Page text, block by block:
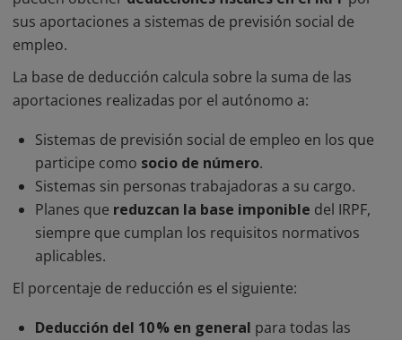
sus aportaciones a sistemas de previsión social de
empleo.
La base de deducción calcula sobre la suma de las
aportaciones realizadas por el autónomo a:
Sistemas de previsión social de empleo en los que
participe como socio de número.
Sistemas sin personas trabajadoras a su cargo.
Planes que reduzcan la base imponible del IRPF,
siempre que cumplan los requisitos normativos
aplicables.
El porcentaje de reducción es el siguiente:
Deducción del 10 % en general para todas las